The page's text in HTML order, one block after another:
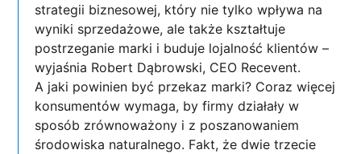
strategii biznesowej, który nie tylko wpływa na
wyniki sprzedażowe, ale także kształtuje
postrzeganie marki i buduje lojalność klientów –
wyjaśnia Robert Dąbrowski, CEO Recevent.
A jaki powinien być przekaz marki? Coraz więcej
konsumentów wymaga, by firmy działały w
sposób zrównoważony i z poszanowaniem
środowiska naturalnego. Fakt, że dwie trzecie